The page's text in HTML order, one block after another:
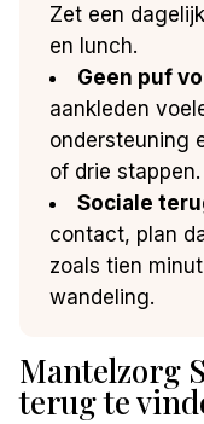
Zet een
en lunch.
Geen puf
aankleden
ondersteuning
of drie stappen.
Sociale
contact, plan
zoals tien
wandeling.
Mantelzorg
terug te